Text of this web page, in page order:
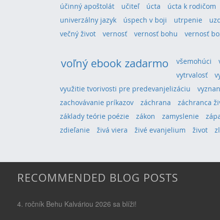
účinný apoštolát učiteľ úcta
úcta k rodičom
univerzálny jazyk
úspech v boji utrpenie
večný život
vernosť vernosť bohu vernosť
voľný ebook zadarmo všemohúci
vytrvalosť
využitie tvorivosti pre predevanjelizáciu
zachovávanie príkazov
záchrana
záchranca
základy teórie poézie
zákon zamyslenie
zdieľanie
živá viera živé evanjelium život
RECOMMENDED BLOG POSTS
4. ročník Behu Kalváriou 2026 sa blíži!